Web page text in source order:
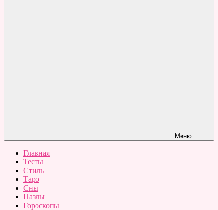
Меню
Главная
Тесты
Стиль
Таро
Сны
Пазлы
Гороскопы